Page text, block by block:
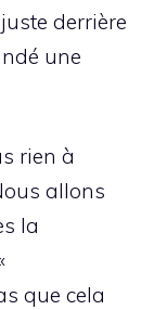
derrière
une
rien à
allons
la
que cela